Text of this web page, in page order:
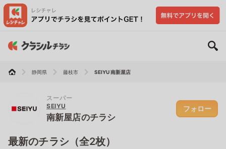
静岡県 藤枝市 SEIYU 南新屋店
スーパー
SEIYU
南新屋店のチラシ
フォロー
最新のチラシ（全2枚）